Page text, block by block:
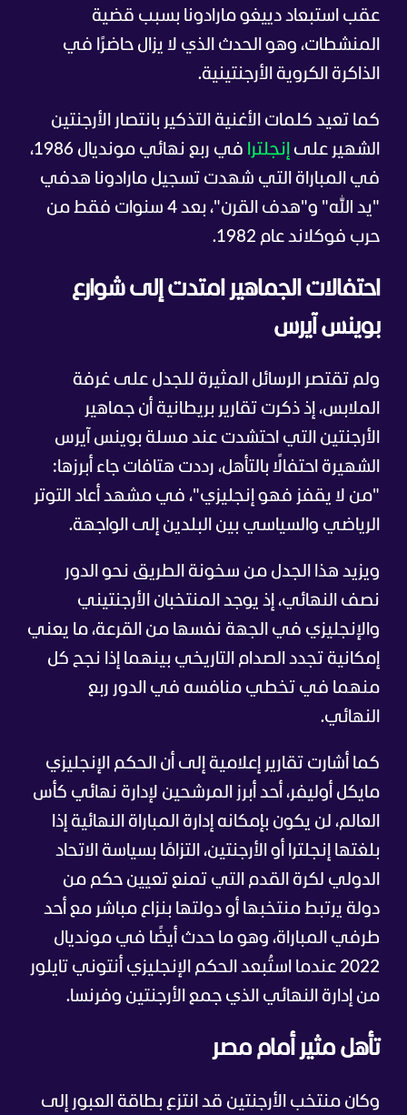
عقب استبعاد دييغو مارادونا بسبب قضية
المنشطات، وهو الحدث الذي لا يزال حاضرًا في
الذاكرة الكروية الأرجنتينية.
كما تعيد كلمات الأغنية التذكير بانتصار الأرجنتين
الشهير على إنجلترا
في ربع نهائي مونديال 1986،
في المباراة التي شهدت تسجيل مارادونا هدفي
"يد الله" و"هدف القرن"، بعد 4 سنوات فقط من
حرب فوكلاند عام 1982.
احتفالات الجماهير امتدت إلى شوارع
بوينس آيرس
ولم تقتصر الرسائل المثيرة للجدل على غرفة
الملابس، إذ ذكرت تقارير بريطانية أن جماهير
الأرجنتين التي احتشدت عند مسلة بوينس آيرس
الشهيرة احتفالًا بالتأهل، رددت هتافات جاء أبرزها:
"من لا يقفز فهو إنجليزي"، في مشهد أعاد التوتر
الرياضي والسياسي بين البلدين إلى الواجهة.
ويزيد هذا الجدل من سخونة الطريق نحو الدور
نصف النهائي، إذ يوجد المنتخبان الأرجنتيني
والإنجليزي في الجهة نفسها من القرعة، ما يعني
إمكانية تجدد الصدام التاريخي بينهما إذا نجح كل
منهما في تخطي منافسه في الدور ربع
النهائي.
كما أشارت تقارير إعلامية إلى أن الحكم الإنجليزي
مايكل أوليفر، أحد أبرز المرشحين لإدارة نهائي كأس
العالم، لن يكون بإمكانه إدارة المباراة النهائية إذا
بلغتها إنجلترا أو الأرجنتين، التزامًا بسياسة الاتحاد
الدولي لكرة القدم التي تمنع تعيين حكم من
دولة يرتبط منتخبها أو دولتها بنزاع مباشر مع أحد
طرفي المباراة، وهو ما حدث أيضًا في مونديال
2022 عندما استُبعد الحكم الإنجليزي أنتوني تايلور
من إدارة النهائي الذي جمع الأرجنتين وفرنسا.
تأهل مثير أمام مصر
وكان منتخب الأرجنتين قد انتزع بطاقة العبور إلى